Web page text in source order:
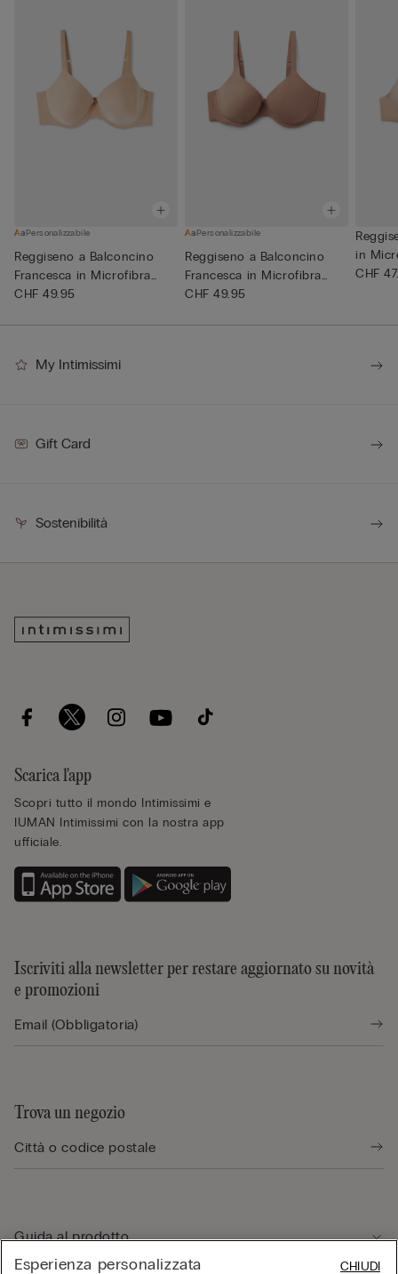
Personalizzabile
Reggiseno a Balconcino
Francesca in Microfibra
Ult...
CHF 49.95
Personalizzabile
Reggiseno a Balconcino
Francesca in Microfibra
Ult...
CHF 49.95
in
CHF
My Intimissimi
Gift Card
Sostenibilità
Scarica l'app
Scopri tutto il mondo Intimissimi e
IUMAN Intimissimi con la nostra app
ufficiale.
Iscriviti alla newsletter per restare aggiornato su novità
e promozioni
Trova un negozio
Guida al prodotto
Esperienza personalizzata CHIUDI